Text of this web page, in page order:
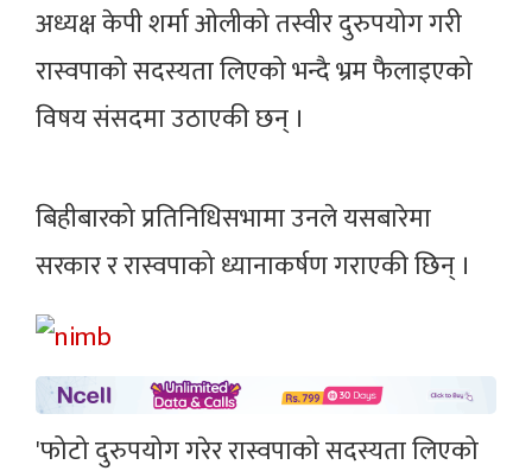
अध्यक्ष केपी शर्मा ओलीको तस्वीर दुरुपयोग गरी
रास्वपाको सदस्यता लिएको भन्दै भ्रम फैलाइएको
विषय संसदमा उठाएकी छन् ।
बिहीबारको प्रतिनिधिसभामा उनले यसबारेमा
सरकार र रास्वपाको ध्यानाकर्षण गराएकी छिन् ।
'फोटो दुरुपयोग गरेर रास्वपाको सदस्यता लिएको